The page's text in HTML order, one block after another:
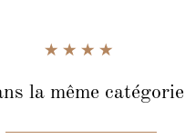
la même catégorie